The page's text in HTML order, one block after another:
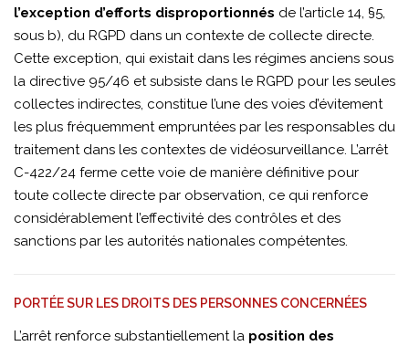
l’exception d’efforts disproportionnés de l’article 14, §5,
sous b), du RGPD dans un contexte de collecte directe.
Cette exception, qui existait dans les régimes anciens sous
la directive 95/46 et subsiste dans le RGPD pour les seules
collectes indirectes, constitue l’une des voies d’évitement
les plus fréquemment empruntées par les responsables du
traitement dans les contextes de vidéosurveillance. L’arrêt
C-422/24 ferme cette voie de manière définitive pour
toute collecte directe par observation, ce qui renforce
considérablement l’effectivité des contrôles et des
sanctions par les autorités nationales compétentes.
PORTÉE SUR LES DROITS DES PERSONNES CONCERNÉES
L’arrêt renforce substantiellement la position des